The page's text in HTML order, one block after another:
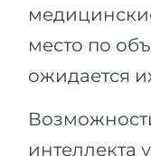
место по
ожидается
интеллекта